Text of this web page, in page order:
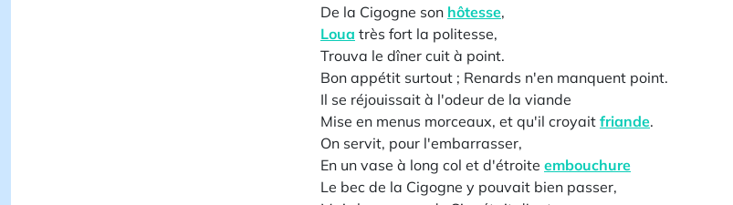
De la Cigogne son hôtesse,
Loua très fort la politesse,
Trouva le dîner cuit à point.
Bon appétit surtout ; Renards n'en manquent point.
Il se réjouissait à l'odeur de la viande
Mise en menus morceaux, et qu'il croyait friande.
On servit, pour l'embarrasser,
En un vase à long col et d'étroite embouchure
Le bec de la Cigogne y pouvait bien passer,